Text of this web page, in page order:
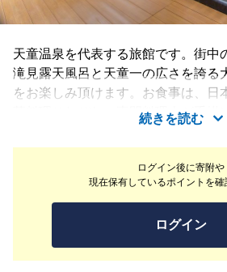
ログイン後に寄附や
現在保有しているポイントを
ログイン
天童温泉を代表する旅館です。街中
滝見露天風呂と天童一の広さを誇る
をお楽しみ頂けます。お食事は、日
華料理それぞれの専門料理人が手掛
形の旬の味覚をご堪能頂けます。四
感のある館内、親しみのある接客、
むひとときをお過ごしください。お
ドや貸出グッズ、ベビーバスグッズ
も楽しくお寛ぎ頂けます。
続きを読む